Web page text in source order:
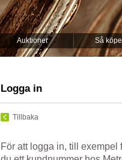
Auktioner Så
Logga in
Tillbaka
För att logga in, till exempel